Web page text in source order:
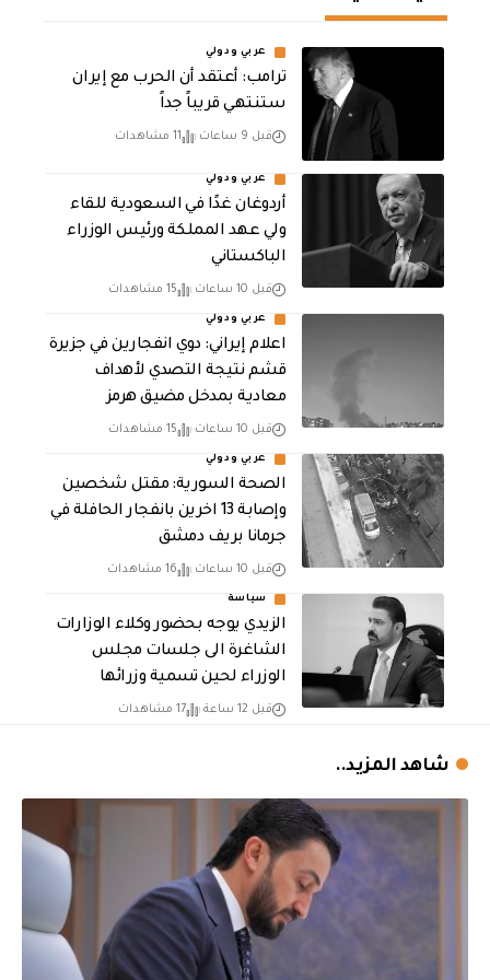
عربي ودولي
‏ترامب: أعتقد أن الحرب مع إيران
ستنتهي قريباً جداً
قبل 9 ساعات 11 مشاهدات
عربي ودولي
أردوغان غدًا في السعودية للقاء
ولي عهد المملكة ورئيس الوزراء
الباكستاني
قبل 10 ساعات 15 مشاهدات
عربي ودولي
اعلام إيراني: دوي انفجارين في جزيرة
قشم نتيجة التصدي لأهداف
معادية بمدخل مضيق هرمز
قبل 10 ساعات 15 مشاهدات
عربي ودولي
الصحة السورية: مقتل شخصين
وإصابة 13 اخرين بانفجار الحافلة في
جرمانا بريف دمشق
قبل 10 ساعات 16 مشاهدات
سياسة
الزيدي يوجه بحضور وكلاء الوزارات
الشاغرة الى جلسات مجلس
الوزراء لحين تسمية وزرائها
قبل 12 ساعة 17 مشاهدات
شاهد المزيد..